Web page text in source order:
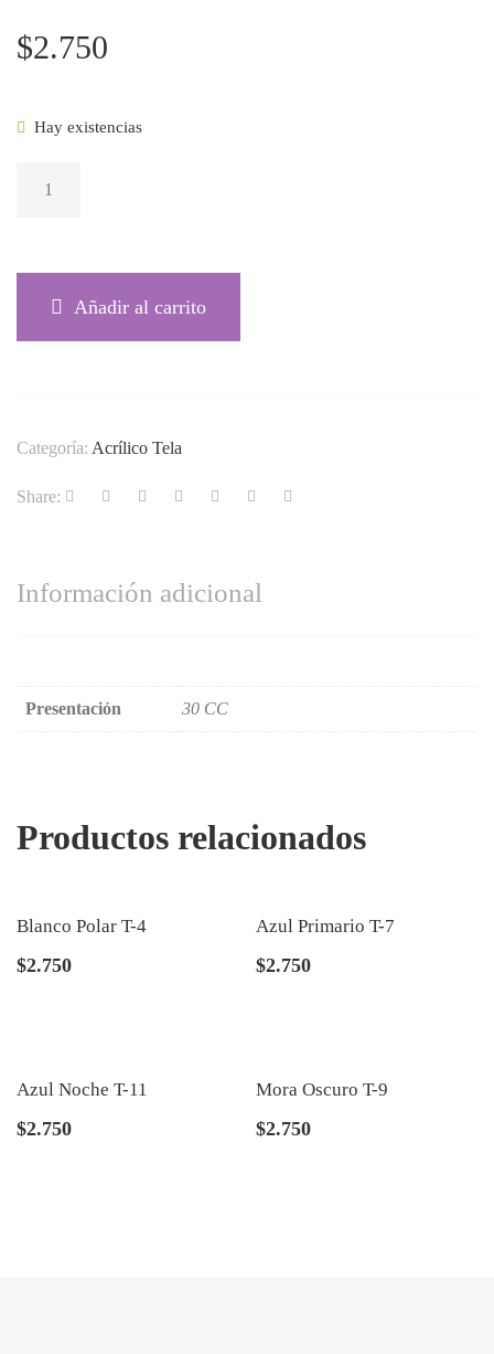
$2.750
Hay existencias
GARDENIA
Añadir al carrito
Categoría: Acrílico Tela
Share:
Información adicional
Presentación 30 CC
Productos relacionados
Blanco Polar T-4
$2.750
Azul Primario T-7
$2.750
Azul Noche T-11
$2.750
Mora Oscuro T-9
$2.750